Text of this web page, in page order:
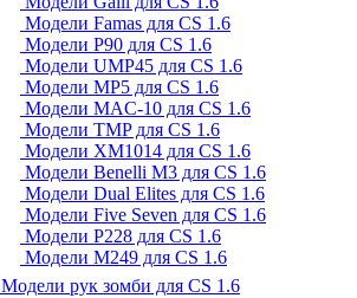
Модели Famas для CS 1.6
Модели P90 для CS 1.6
Модели UMP45 для CS 1.6
Модели MP5 для CS 1.6
Модели MAC-10 для CS 1.6
Модели TMP для CS 1.6
Модели XM1014 для CS 1.6
Модели Benelli M3 для CS 1.6
Модели Dual Elites для CS 1.6
Модели Five Seven для CS 1.6
Модели P228 для CS 1.6
Модели M249 для CS 1.6
Модели рук зомби для CS 1.6